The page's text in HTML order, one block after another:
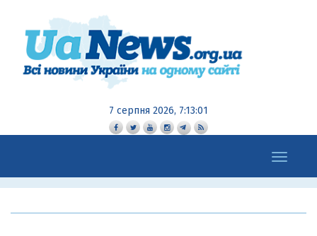
7 серпня 2026, 7:13:02
Toggle
navigation